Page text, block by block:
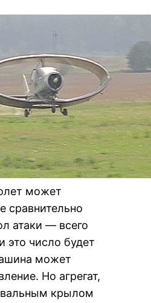
может
сравнительно
атаки — всего
это число будет
может
Но агрегат,
крылом